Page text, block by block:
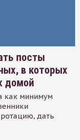
посты
в которых
домой
как минимум
дать